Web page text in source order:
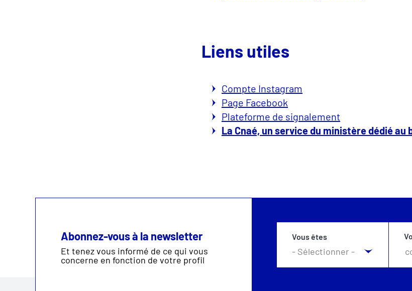
Liens utiles
Compte Instagram
Page Facebook
Plateforme de signalement
La Cnaé, un service du ministère dédié
Abonnez-vous à la newsletter
Et tenez vous informé de ce qui vous
concerne en fonction de votre profil
Vous êtes